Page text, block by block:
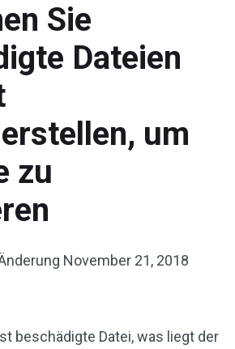
Sie
Dateien
um
zu
November 21, 2018
beschädigte Datei, was liegt der